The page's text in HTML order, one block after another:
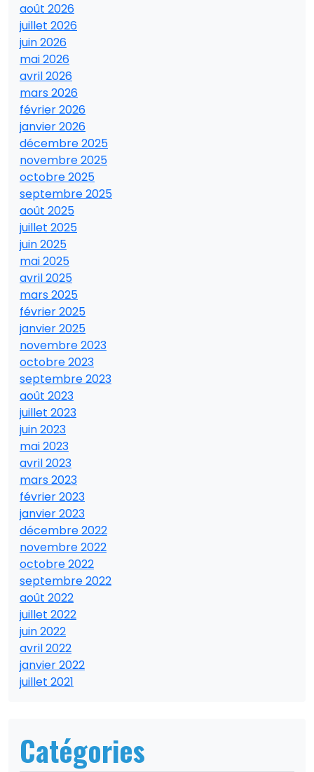
août 2026
juillet 2026
juin 2026
mai 2026
avril 2026
mars 2026
février 2026
janvier 2026
décembre 2025
novembre 2025
octobre 2025
septembre 2025
août 2025
juillet 2025
juin 2025
mai 2025
avril 2025
mars 2025
février 2025
janvier 2025
novembre 2023
octobre 2023
septembre 2023
août 2023
juillet 2023
juin 2023
mai 2023
avril 2023
mars 2023
février 2023
janvier 2023
décembre 2022
novembre 2022
octobre 2022
septembre 2022
août 2022
juillet 2022
juin 2022
avril 2022
janvier 2022
juillet 2021
Catégories